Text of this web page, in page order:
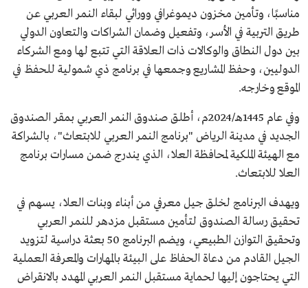
مناسبًا، وتأمين مخزون ديموغرافي ووراثي لبقاء النمر العربي عن
طريق التربية في الأسر، وتفعيل وضمان الشراكات والتعاون الدولي
بين دول النطاق والوكالات ذات العلاقة التي تتبع لها ومع الشركاء
الدوليين، وحفظ المشاريع وجمعها في برنامج ذي شمولية للحفظ في
الموقع وخارجه.
وفي عام 1445هـ/2024م، أطلق صندوق النمر العربي بمقر الصندوق
الجديد في مدينة الرياض "برنامج النمر العربي للابتعاث"، بالشراكة
مع الهيئة الملكية لمحافظة العلا، الذي يندرج ضمن مسارات برنامج
العلا للابتعاث.
ويهدف البرنامج لخلق جيل معرفي من أبناء وبنات العلا، يسهم في
تحقيق رسالة الصندوق لتأمين مستقبل مزدهر للنمر العربي
وتحقيق التوازن الطبيعي، ويضم البرنامج 50 بعثة دراسية لتزويد
الجيل القادم من دعاة الحفاظ على البيئة بالمهارات والمعرفة العملية
التي يحتاجون إليها لحماية مستقبل النمر العربي المهدد بالانقراض